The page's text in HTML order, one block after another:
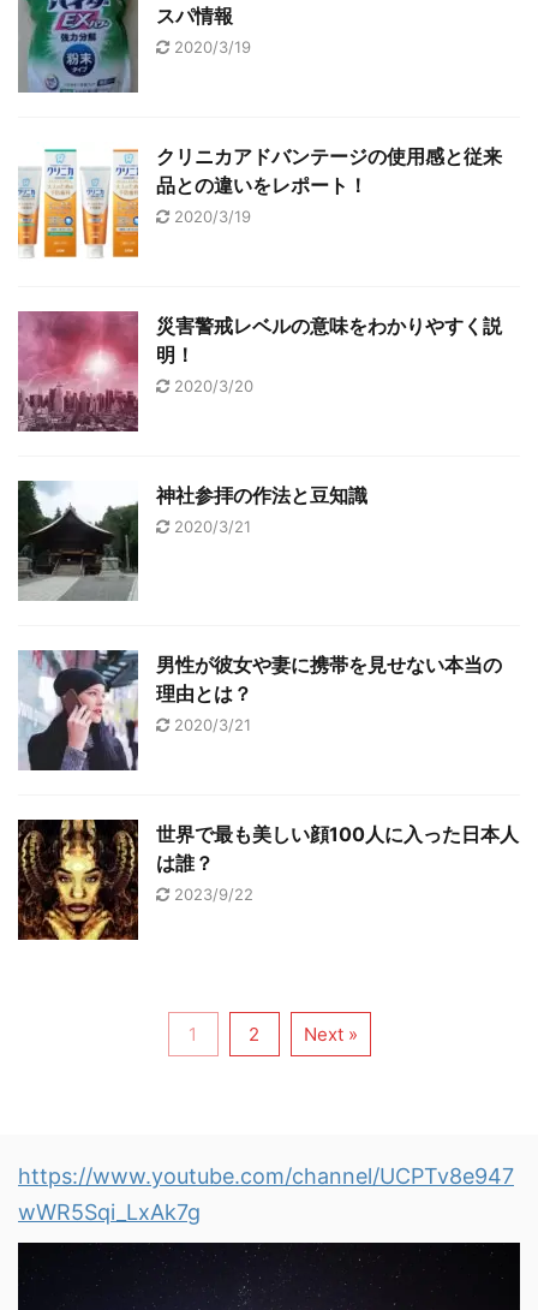
スパ情報
2020/3/19
クリニカアドバンテージの使用感と従来
品との違いをレポート！
2020/3/19
災害警戒レベルの意味をわかりやすく説
明！
2020/3/20
神社参拝の作法と豆知識
2020/3/21
男性が彼女や妻に携帯を見せない本当の
理由とは？
2020/3/21
世界で最も美しい顔100人に入った日本人
は誰？
2023/9/22
1 2 Next »
https://www.youtube.com/channel/UCPTv8e947
wWR5Sqi_LxAk7g